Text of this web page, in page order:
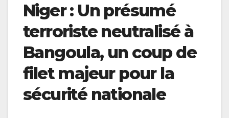
Niger : Un présumé
terroriste neutralisé à
Bangoula, un coup de
filet majeur pour la
sécurité nationale